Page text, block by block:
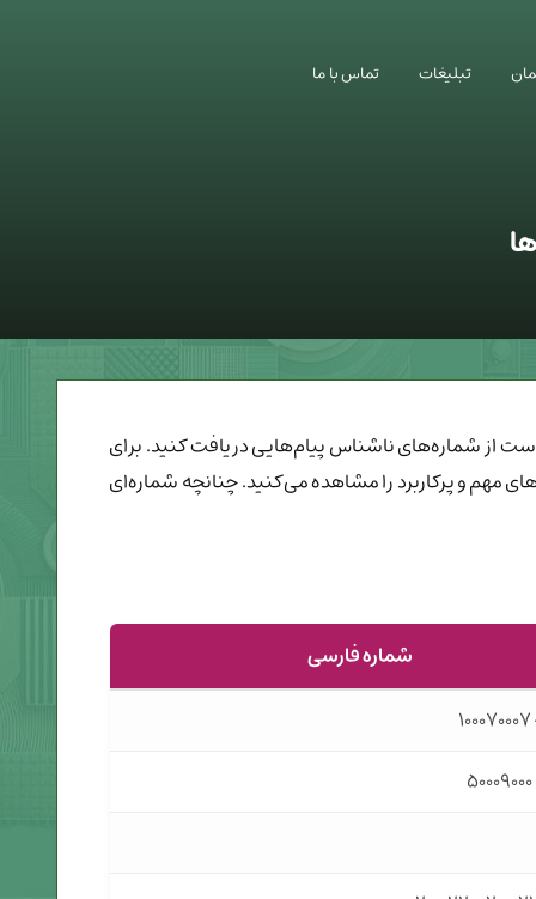
تبلیغات تماس با ما
از شماره‌های ناشناس پیام‌هایی دریافت کنید. برای
مهم و پرکاربرد را مشاهده می‌کنید. چنانچه شماره‌ای
شماره فارسی